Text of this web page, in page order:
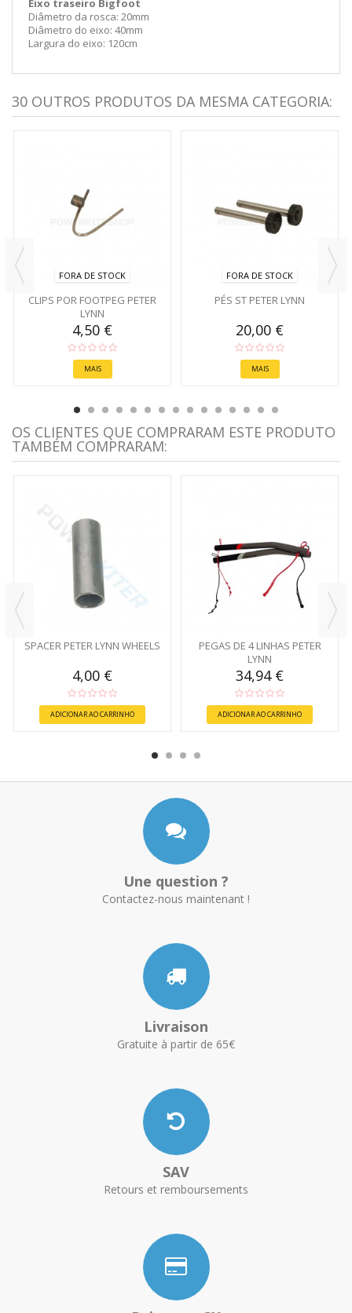
Eixo traseiro Bigfoot
Diâmetro da rosca: 20mm
Diâmetro do eixo: 40mm
Largura do eixo: 120cm
30 OUTROS PRODUTOS DA MESMA CATEGORIA:
FORA DE STOCK
CLIPS POR FOOTPEG PETER
LYNN
4,50 €
MAIS
FORA DE STOCK
PÉS ST PETER LYNN
20,00 €
MAIS
OS CLIENTES QUE COMPRARAM ESTE PRODUTO
TAMBÉM COMPRARAM:
SPACER PETER LYNN WHEELS
4,00 €
ADICIONAR AO CARRINHO
PEGAS DE 4 LINHAS PETER
LYNN
34,94 €
ADICIONAR AO CARRINHO
Une question ?
Contactez-nous maintenant !
Livraison
Gratuite à partir de 65€
SAV
Retours et remboursements